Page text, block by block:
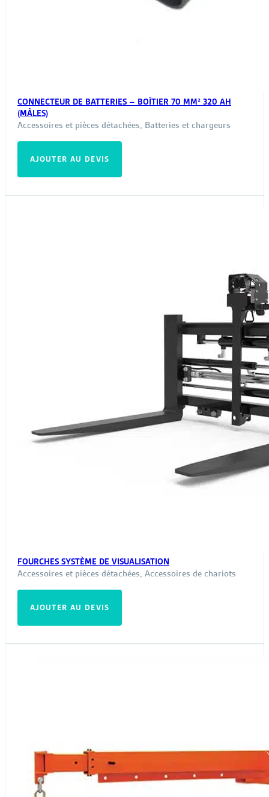
CONNECTEUR DE BATTERIES – BOÎTIER 70 MM² 320 AH
(MÂLES)
Accessoires et pièces détachées, Batteries et chargeurs
AJOUTER AU DEVIS
FOURCHES SYSTÈME DE VISUALISATION
Accessoires et pièces détachées, Accessoires de chariots
AJOUTER AU DEVIS